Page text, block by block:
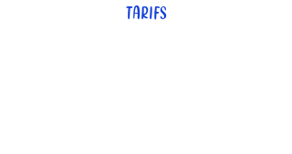
TARIFS